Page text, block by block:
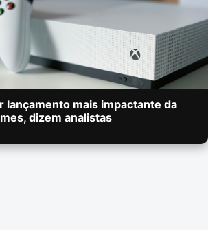
lançamento mais impactante da
dizem analistas